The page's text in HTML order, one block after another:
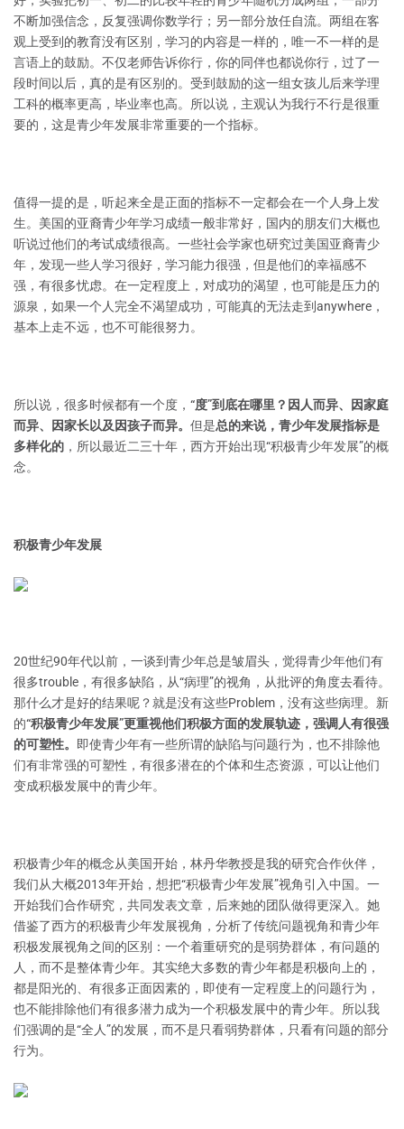
不断加强信念，反复强调你数学行；另一部分放任自流。两组在客
观上受到的教育没有区别，学习的内容是一样的，唯一不一样的是
言语上的鼓励。不仅老师告诉你行，你的同伴也都说你行，过了一
段时间以后，真的是有区别的。受到鼓励的这一组女孩儿后来学理
工科的概率更高，毕业率也高。所以说，主观认为我行不行是很重
要的，这是青少年发展非常重要的一个指标。
值得一提的是，听起来全是正面的指标不一定都会在一个人身上发
生。美国的亚裔青少年学习成绩一般非常好，国内的朋友们大概也
听说过他们的考试成绩很高。一些社会学家也研究过美国亚裔青少
年，发现一些人学习很好，学习能力很强，但是他们的幸福感不
强，有很多忧虑。在一定程度上，对成功的渴望，也可能是压力的
源泉，如果一个人完全不渴望成功，可能真的无法走到anywhere，
基本上走不远，也不可能很努力。
所以说，很多时候都有一个度， “度”到底在哪里？因人而异、因家庭
而异、因家长以及因孩子而异。 但是总的来说，青少年发展指标是
多样化的 ，所以最近二三十年，西方开始出现“积极青少年发展”的概
念。
积极青少年发展
20世纪90年代以前，一谈到青少年总是皱眉头，觉得青少年他们有
很多trouble，有很多缺陷，从“病理”的视角，从批评的角度去看待。
那什么才是好的结果呢？就是没有这些Problem，没有这些病理。新
的“积极青少年发展”更重视他们积极方面的发展轨迹，强调人有很强
的可塑性。
即使青少年有一些所谓的缺陷与问题行为，也不排除他
们有非常强的可塑性，有很多潜在的个体和生态资源，可以让他们
变成积极发展中的青少年。
积极青少年的概念从美国开始，林丹华教授是我的研究合作伙伴，
我们从大概2013年开始，想把“积极青少年发展”视角引入中国。一
开始我们合作研究，共同发表文章，后来她的团队做得更深入。她
借鉴了西方的积极青少年发展视角，分析了传统问题视角和青少年
积极发展视角之间的区别：一个着重研究的是弱势群体，有问题的
人，而不是整体青少年。其实绝大多数的青少年都是积极向上的，
都是阳光的、有很多正面因素的，即使有一定程度上的问题行为，
也不能排除他们有很多潜力成为一个积极发展中的青少年。所以我
们强调的是“全人”的发展，而不是只看弱势群体，只看有问题的部分
行为。